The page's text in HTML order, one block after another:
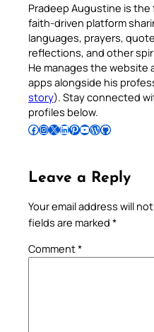
Pradeep Augustine is the
faith-driven platform
languages, prayers,
reflections, and other
He manages the website
apps alongside his
story). Stay connected
profiles below.
Follow Pradeep on Facebook Follow Pradeep on InstagramFollow Pradeep on X Follow Pradeep on LinkedIn Follow Pradeep on Pinterest Subscribe to Pradeep’s Youtube Channel Follow Pradeep on WordPress Follow Pradeep on GitHub
Leave a Reply
Your email address will
fields are marked *
Comment*